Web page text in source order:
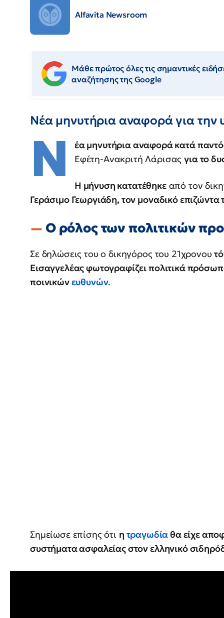
Alfavita Newsroom
Μάθε πρώτος όλες τις σημαντικές
αναζήτησης της Google
Νέα μηνυτήρια αναφορά για την
Ν
έα μηνυτήρια αναφορά κατά
Εφέτη-Ανακριτή Λάρισαςγια το
Η μήνυση κατατέθηκεαπό τον
Γεράσιμο Γεωργιάδη, τον μοναδικό
Ο ρόλος των πολιτικών
Σε δηλώσεις του ο δικηγόρος του 21χρονου
Εισαγγελέας φωτογραφίζει πολιτικά
ποινικώνευθυνών.
Σημείωσε επίσης ότι η τραγωδίαθα είχε
συστήματα ασφαλείας στον ελληνικό